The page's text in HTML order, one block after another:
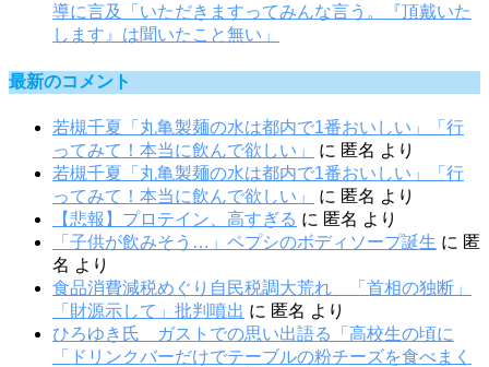
導に言及「いただきますってみんな言う。『頂戴いた
します』は聞いたこと無い」
最新のコメント
若槻千夏「丸亀製麺の水は都内で1番おいしい」「行
ってみて！本当に飲んで欲しい」
に 匿名 より
若槻千夏「丸亀製麺の水は都内で1番おいしい」「行
ってみて！本当に飲んで欲しい」
に 匿名 より
【悲報】プロテイン、高すぎる に 匿名 より
「子供が飲みそう…」ペプシのボディソープ誕生 に 匿
名 より
食品消費減税めぐり自民税調大荒れ 「首相の独断」
「財源示して」批判噴出 に 匿名 より
ひろゆき氏 ガストでの思い出語る「高校生の頃に
「ドリンクバーだけでテーブルの粉チーズを食べまく